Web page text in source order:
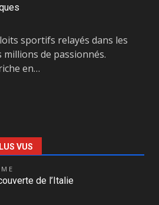
sportifs relayés dans les
millions de passionnés.
en…
VUS
de l’Italie